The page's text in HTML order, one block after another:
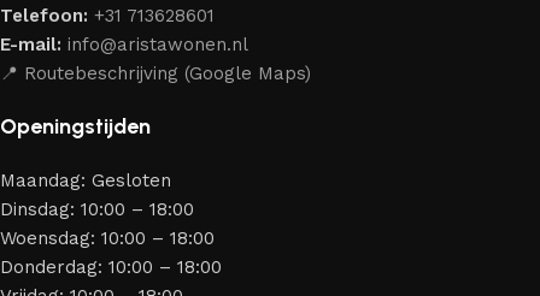
jarenlang kunt genieten van jouw interieur.
Telefoon: +31 713628601
E-mail: info@aristawonen.nl
📍 Routebeschrijving (Google Maps)
Openingstijden
Maandag: Gesloten
Dinsdag: 10:00 – 18:00
Woensdag: 10:00 – 18:00
Donderdag: 10:00 – 18:00